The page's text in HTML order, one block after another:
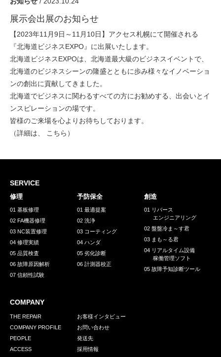
展示会出展のお知らせ
【2023年11月9日～11月10日】アクセス札幌にて開催される
『北海道ビジネスEXPO』に出展いたします。
北海道ビジネスEXPOは、北海道最大級のビジネスイベントで、
北海道のビジネスシーンの隆盛とともに歩み様々なイノベーショ
ンの創出に貢献してきました。
北海道でビジネスに関わるすべての方にお勧めする、出会いとイ
ンスピレーションの場です。
皆様のご来場を心よりお待ちしております。
（詳細は、
こちら ）
SERVICE
修理
01 基板修理
02 FA機器修理
03 NC装置修理
04 修理実績
05 品質検査
06 故障原因解析
07 信頼性試験
予防保全
01 最適提案
02 洗浄
03 コーティング
04 ハンダ
05 劣化診断
06 計測器校正
創造
01 リバース
エンジニアリング
02 盤盤冷ま～す君
03 まも～る君
04 リアルタイム設備
稼働管理ソフト
05 故障予知診断ツール
COMPANY
THE REPAIR
COMPANY PROFILE
PEOPLE
ACCESS
お客様インタビュー
お問い合わせ
発送先
採用情報